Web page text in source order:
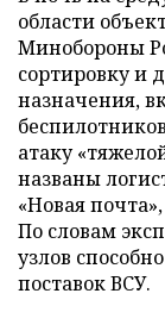
области
Минобороны
сортировку и
назначения,
атаку
названы
«Новая
По словам
узлов
поставок ВСУ.